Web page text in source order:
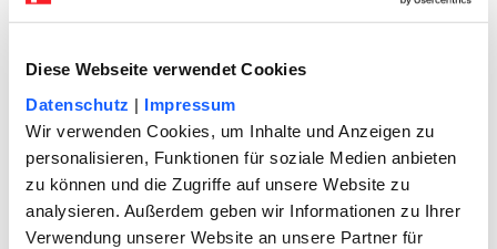
Diese Webseite verwendet Cookies
Datenschutz | Impressum
Wir verwenden Cookies, um Inhalte und Anzeigen zu
personalisieren, Funktionen für soziale Medien anbieten
zu können und die Zugriffe auf unsere Website zu
analysieren. Außerdem geben wir Informationen zu Ihrer
Verwendung unserer Website an unsere Partner für
Arbeitsvertrag Muster